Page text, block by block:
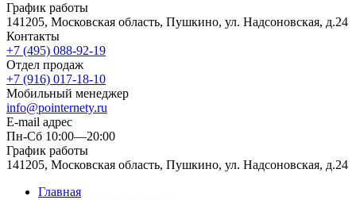
График работы
141205, Московская область, Пушкино, ул. Надсоновская, д.24
Контакты
+7 (495) 088-92-19
Отдел продаж
+7 (916) 017-18-10
Мобильный менеджер
info@pointernety.ru
E-mail адрес
Пн-Сб 10:00—20:00
График работы
141205, Московская область, Пушкино, ул. Надсоновская, д.24
Главная